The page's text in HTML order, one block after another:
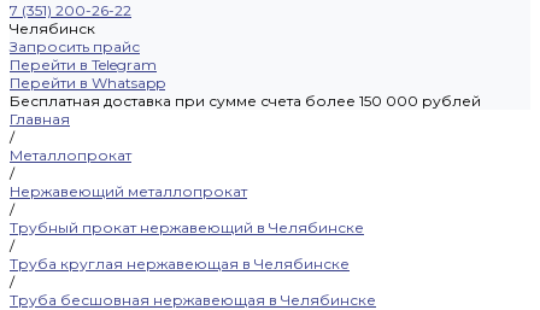
7 (351) 200-26-22
Челябинск
Запросить прайс
Перейти в Telegram
Перейти в Whatsapp
Бесплатная доставка при сумме счета более 150 000 рублей
Главная
/
Металлопрокат
/
Нержавеющий металлопрокат
/
Трубный прокат нержавеющий в Челябинске
/
Труба круглая нержавеющая в Челябинске
/
Труба бесшовная нержавеющая в Челябинске